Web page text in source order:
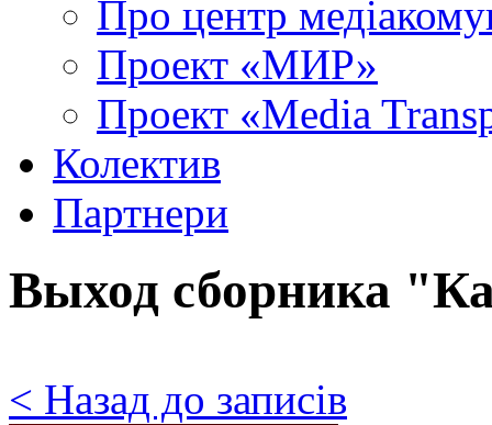
Про центр
Проект «МИР»
Проект «Media
Колектив
Партнери
Выход сборника
< Назад до записів